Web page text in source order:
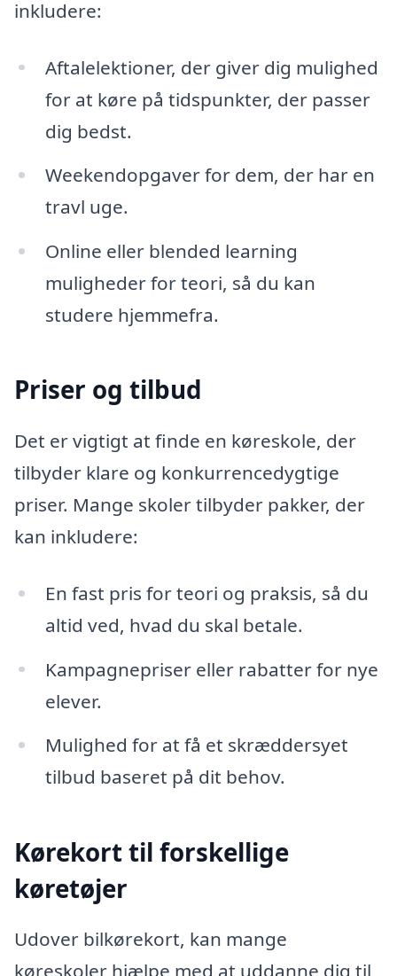
inkludere:
Aftalelektioner, der giver dig mulighed
for at køre på tidspunkter, der passer
dig bedst.
Weekendopgaver for dem, der har en
travl uge.
Online eller blended learning
muligheder for teori, så du kan
studere hjemmefra.
Priser og tilbud
Det er vigtigt at finde en køreskole, der
tilbyder klare og konkurrencedygtige
priser. Mange skoler tilbyder pakker, der
kan inkludere:
En fast pris for teori og praksis, så du
altid ved, hvad du skal betale.
Kampagnepriser eller rabatter for nye
elever.
Mulighed for at få et skræddersyet
tilbud baseret på dit behov.
Kørekort til forskellige
køretøjer
Udover bilkørekort, kan mange
køreskoler hjælpe med at uddanne dig til